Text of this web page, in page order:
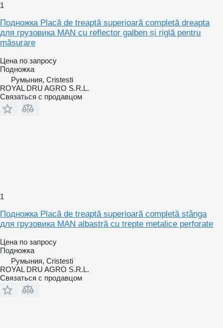
1
Подножка Placă de treaptă superioară completă dreapta
для грузовика MAN cu reflector galben și riglă pentru
măsurare
Цена по запросу
Подножка
Румыния, Cristesti
ROYAL DRU AGRO S.R.L.
Связаться с продавцом
1
Подножка Placă de treaptă superioară completă stânga
для грузовика MAN albastră cu trepte metalice perforate
Цена по запросу
Подножка
Румыния, Cristesti
ROYAL DRU AGRO S.R.L.
Связаться с продавцом